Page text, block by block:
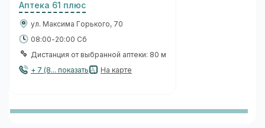
Аптека 61 плюс
ул. Максима Горького, 70
08:00-20:00 Сб
Дистанция от выбранной аптеки: 80 м
+ 7 (8... показать
На карте